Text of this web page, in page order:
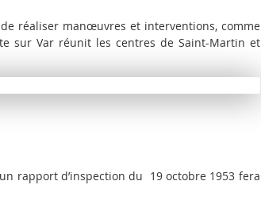
réaliser manœuvres et interventions, comme
sur Var réunit les centres de Saint-Martin et
rapport d’inspection du 19 octobre 1953 fera